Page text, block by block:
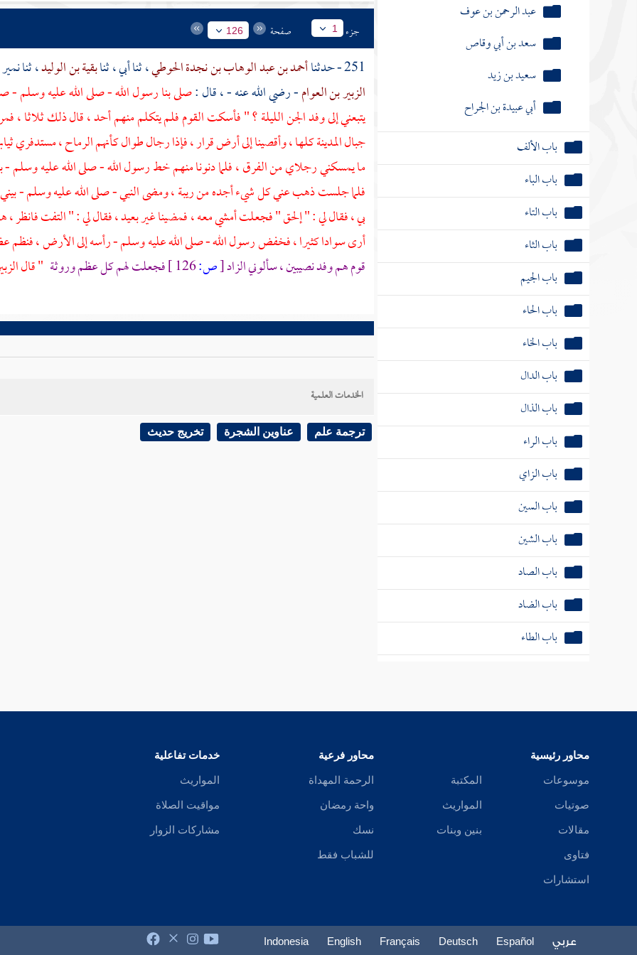
عبد الرحمن بن عوف
سعد بن أبي وقاص
سعيد بن زيد
أبي عبيدة بن الجراح
باب الألف
باب الباء
باب التاء
باب الثاء
باب الجيم
باب الحاء
باب الخاء
باب الدال
باب الذال
باب الراء
باب الزاي
باب السين
باب الشين
باب الصاد
باب الضاد
باب الطاء
باب الفاء
باب القاف
باب الواو
جزء 1 صفحة 126
251 - حدثنا أحمد بن عبد الوهاب بن نجدة الحوطي، ثنا أبي ، ثنابقية بن الوليد، ثنا
الزبير بن العوام- رضي الله عنه - ، قال :صلى بنا رسول الله - صلى الله عليه وسلم -
يتبعني إلى وفد الجن الليلة ؟ " فأسكت القوم فلم يتكلم منهم أحد ، قال ذلك
جبالالمدينةكلها ، وأقصينا إلى أرض قرار ، فإذا رجال طوال كأنهم الرماح ، مستدفري
ما يمسكني رجلاي من الفرق ، فلما دنونا منهم خط رسول الله - صلى الله عليه
فلما جلست ذهب عني كل شيء أجده من ريبة ، ومضى النبي - صلى الله عليه وسلم - بيني
بي ، فقال لي : " إلحق " فجعلت أمشي معه ، فمضينا غير بعيد ، فقال لي : " التفت
أرى سوادا كثيرا ، فخفض رسول الله - صلى الله عليه وسلم - رأسه إلى الأرض ، فنظم
قوم هم وفدنصيبين، سألوني الزاد[ص: فجعلت لهم كل عظم وروثة " قال
الخدمات العلمية
ترجمة علم عناوين الشجرة تخريج حديث
محاور رئيسية
موسوعات
صوتيات
مقالات
فتاوى
استشارات
المكتبة
المواريث
بنين وبنات
محاور فرعية
الرحمة المهداة
واحة رمضان
نسك
للشباب فقط
خدمات تفاعلية
المواريث
مواقيت الصلاة
مشاركات الزوار
عربي Español
Deutsch
Français
English
Indonesia